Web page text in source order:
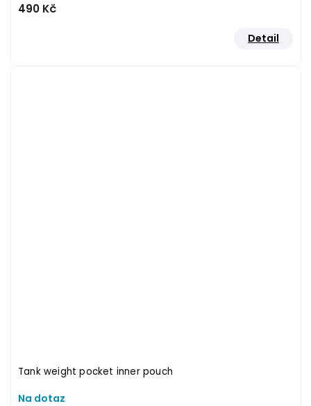
490 Kč
Detail
Tank weight pocket inner pouch
Na dotaz